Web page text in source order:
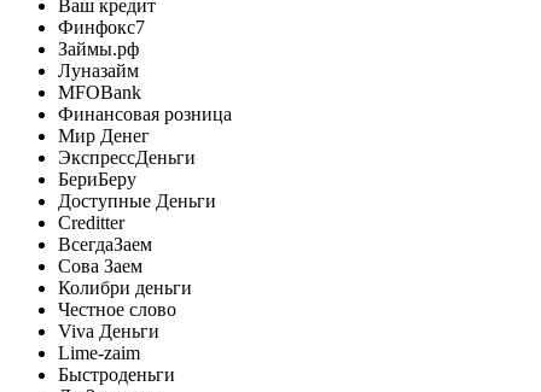
Ваш кредит
Финфокс7
Займы.рф
Луназайм
MFOBank
Финансовая розница
Мир Денег
ЭкспрессДеньги
БериБеру
Доступные Деньги
Creditter
ВсегдаЗаем
Сова Заем
Колибри деньги
Честное слово
Viva Деньги
Lime-zaim
Быстроденьги